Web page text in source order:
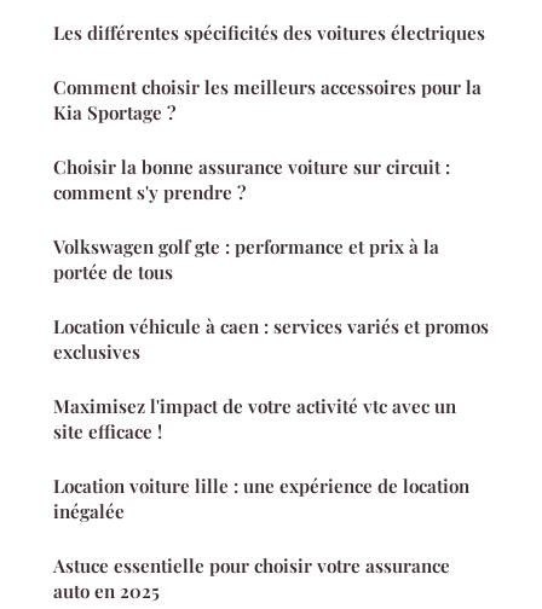
Les différentes spécificités des voitures électriques
Comment choisir les meilleurs accessoires pour la
Kia Sportage ?
Choisir la bonne assurance voiture sur circuit :
comment s'y prendre ?
Volkswagen golf gte : performance et prix à la
portée de tous
Location véhicule à caen : services variés et promos
exclusives
Maximisez l'impact de votre activité vtc avec un
site efficace !
Location voiture lille : une expérience de location
inégalée
Astuce essentielle pour choisir votre assurance
auto en 2025